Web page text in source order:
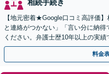
相続手続き
【地元密着★Google口コミ高評価
と連絡がつかない」「言い分に納
ください。弁護士歴10年以上の実
まで幅広く対応【休日・夜間相談可
料金